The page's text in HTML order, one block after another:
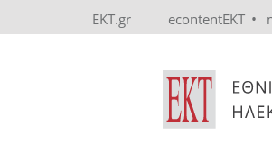
EKT.gr econtentEKT •